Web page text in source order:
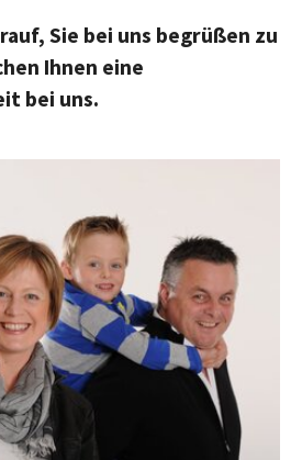
Sie bei uns begrüßen zu
Ihnen eine
bei uns.